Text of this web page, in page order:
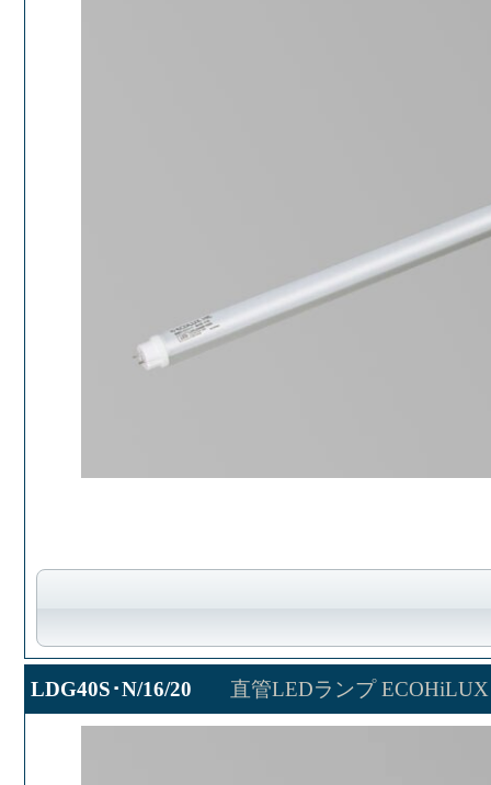
LDG40S･N/16/20 直管LEDランプ